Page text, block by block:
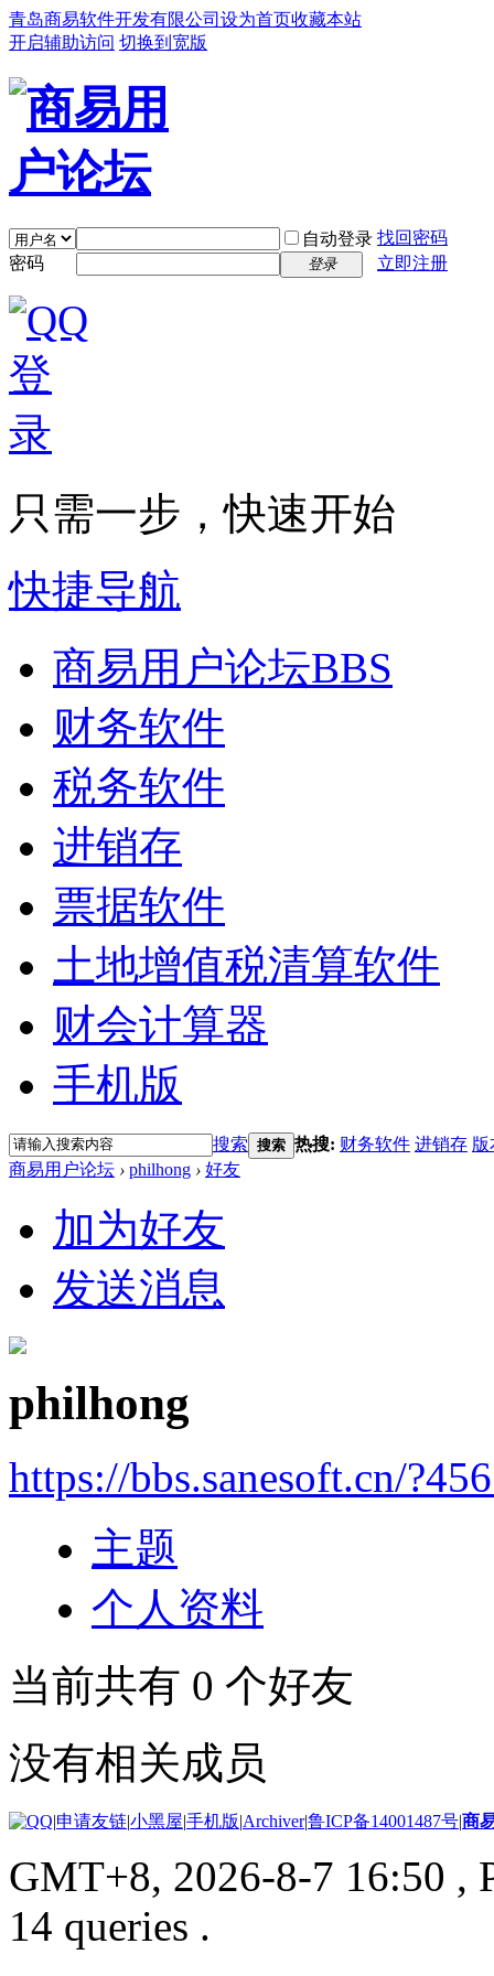
青岛商易软件开发有限公司 设为首页收藏本站
开启辅助访问 切换到宽版
自动登录 找回密码
密码
登录 立即注册
只需一步，快速开始
快捷导航
商易用户论坛BBS
财务软件
税务软件
进销存
票据软件
土地增值税清算软件
财会计算器
手机版
搜索 搜索 热搜: 财务软件 进销存 版
商易用户论坛 › philhong › 好友
加为好友
发送消息
philhong
https://bbs.sanesoft.cn/
主题
个人资料
当前共有 0 个好友
没有相关成员
|申请友链|小黑屋|手机版|Archiver|鲁ICP备14001487号|商
GMT+8, 2026-8-7 16:50 ,
14 queries .